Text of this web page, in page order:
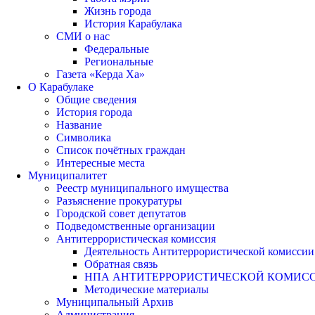
Жизнь города
История Карабулака
СМИ о нас
Федеральные
Региональные
Газета «Керда Ха»
О Карабулаке
Общие сведения
История города
Название
Символика
Список почётных граждан
Интересные места
Муниципалитет
Реестр муниципального имущества
Разъяснение прокуратуры
Городской совет депутатов
Подведомственные организации
Антитеррористическая комиссия
Деятельность Антитеррористической комиссии
Обратная связь
НПА АНТИТЕРРОРИСТИЧЕСКОЙ
Методические материалы
Муниципальный Архив